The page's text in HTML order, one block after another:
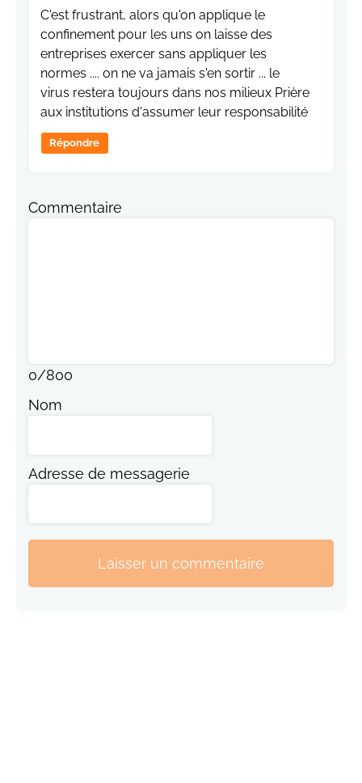
C'est frustrant, alors qu'on applique le
confinement pour les uns on laisse des
entreprises exercer sans appliquer les
normes .... on ne va jamais s'en sortir ... le
virus restera toujours dans nos milieux Prière
aux institutions d'assumer leur responsabilité
Répondre
Commentaire
0/800
Nom
Adresse de messagerie
Laisser un commentaire